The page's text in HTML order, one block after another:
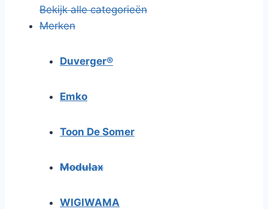
Bekijk alle categorieën
Merken
Duverger®
Emko
Toon De Somer
Modulax
WIGIWAMA